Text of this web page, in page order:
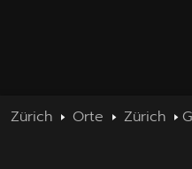
Zürich Orte Zürich